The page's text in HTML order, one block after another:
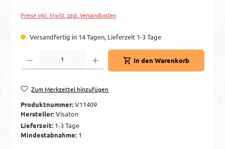
Preise inkl. MwSt. zzgl. Versandkosten
Versandfertig in 14 Tagen, Lieferzeit 1-3 Tage
Produkt Anzahl: Gib den gewünschten Wert ein oder benutze die Schaltflächen
In den Warenkorb
Zum Merkzettel hinzufügen
Produktnummer:V11409
Hersteller:Visaton
Lieferzeit: 1-3 Tage
Mindestabnahme: 1